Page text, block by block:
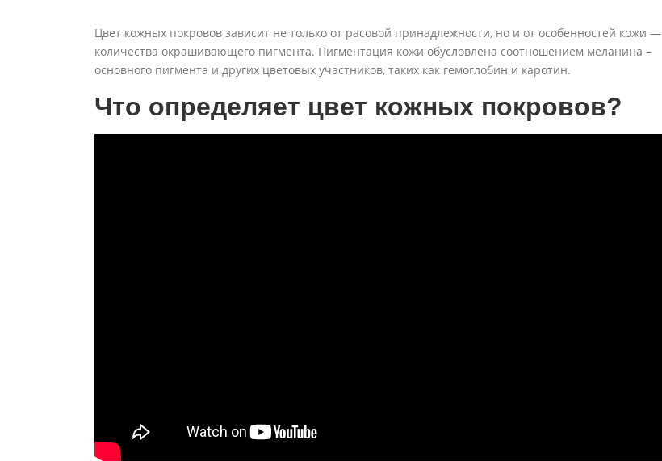
Цвет кожных покровов зависит не только от расовой принадлежности, но и от особенностей кожи —
количества окрашивающего пигмента. Пигментация кожи обусловлена соотношением меланина –
основного пигмента и других цветовых участников, таких как гемоглобин и каротин.
Что определяет цвет кожных покровов?